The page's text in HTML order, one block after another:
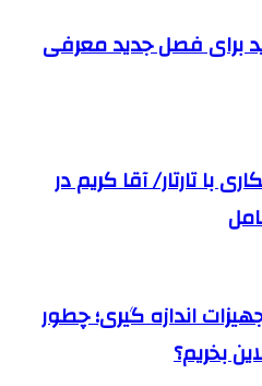
مادرید برای فصل جدید معرفی
با تارتار/ آقا کریم در
اندازه گیری؛ چطور
بخریم؟